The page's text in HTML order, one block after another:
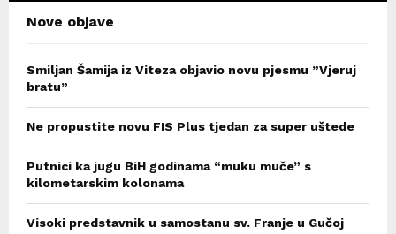
Nove objave
Smiljan Šamija iz Viteza objavio novu pjesmu ”Vjeruj
bratu”
Ne propustite novu FIS Plus tjedan za super uštede
Putnici ka jugu BiH godinama “muku muče” s
kilometarskim kolonama
Visoki predstavnik u samostanu sv. Franje u Gučoj